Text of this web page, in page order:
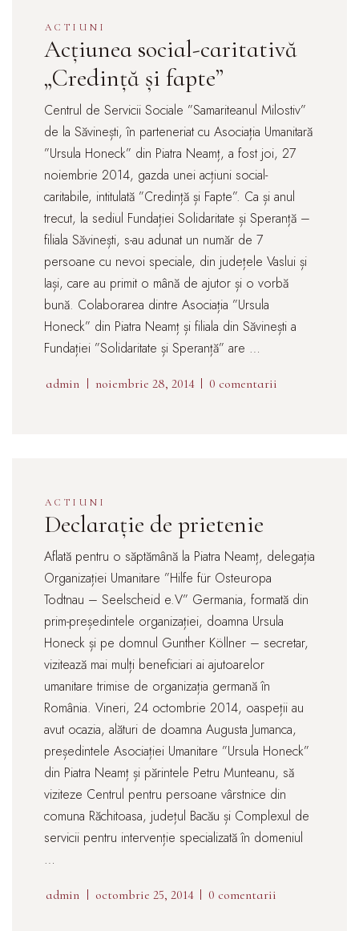
ACTIUNI
Acțiunea social-caritativă
„Credință și fapte”
Centrul de Servicii Sociale ”Samariteanul Milostiv”
de la Săvinești, în parteneriat cu Asociația Umanitară
”Ursula Honeck” din Piatra Neamț, a fost joi, 27
noiembrie 2014, gazda unei acțiuni social-
caritabile, intitulată ”Credință și Fapte”. Ca și anul
trecut, la sediul Fundației Solidaritate și Speranță –
filiala Săvinești, s-au adunat un număr de 7
persoane cu nevoi speciale, din județele Vaslui și
Iași, care au primit o mână de ajutor și o vorbă
bună. Colaborarea dintre Asociația ”Ursula
Honeck” din Piatra Neamț și filiala din Săvinești a
Fundației ”Solidaritate și Speranță” are …
admin noiembrie 28, 2014 0 comentarii
ACTIUNI
Declarație de prietenie
Aflată pentru o săptămână la Piatra Neamț, delegația
Organizației Umanitare ”Hilfe für Osteuropa
Todtnau – Seelscheid e.V” Germania, formată din
prim-președintele organizației, doamna Ursula
Honeck și pe domnul Gunther Köllner – secretar,
vizitează mai mulți beneficiari ai ajutoarelor
umanitare trimise de organizația germană în
România. Vineri, 24 octombrie 2014, oaspeții au
avut ocazia, alături de doamna Augusta Jumanca,
președintele Asociației Umanitare ”Ursula Honeck”
din Piatra Neamț și părintele Petru Munteanu, să
viziteze Centrul pentru persoane vârstnice din
comuna Răchitoasa, județul Bacău și Complexul de
servicii pentru intervenție specializată în domeniul
…
admin octombrie 25, 2014 0 comentarii